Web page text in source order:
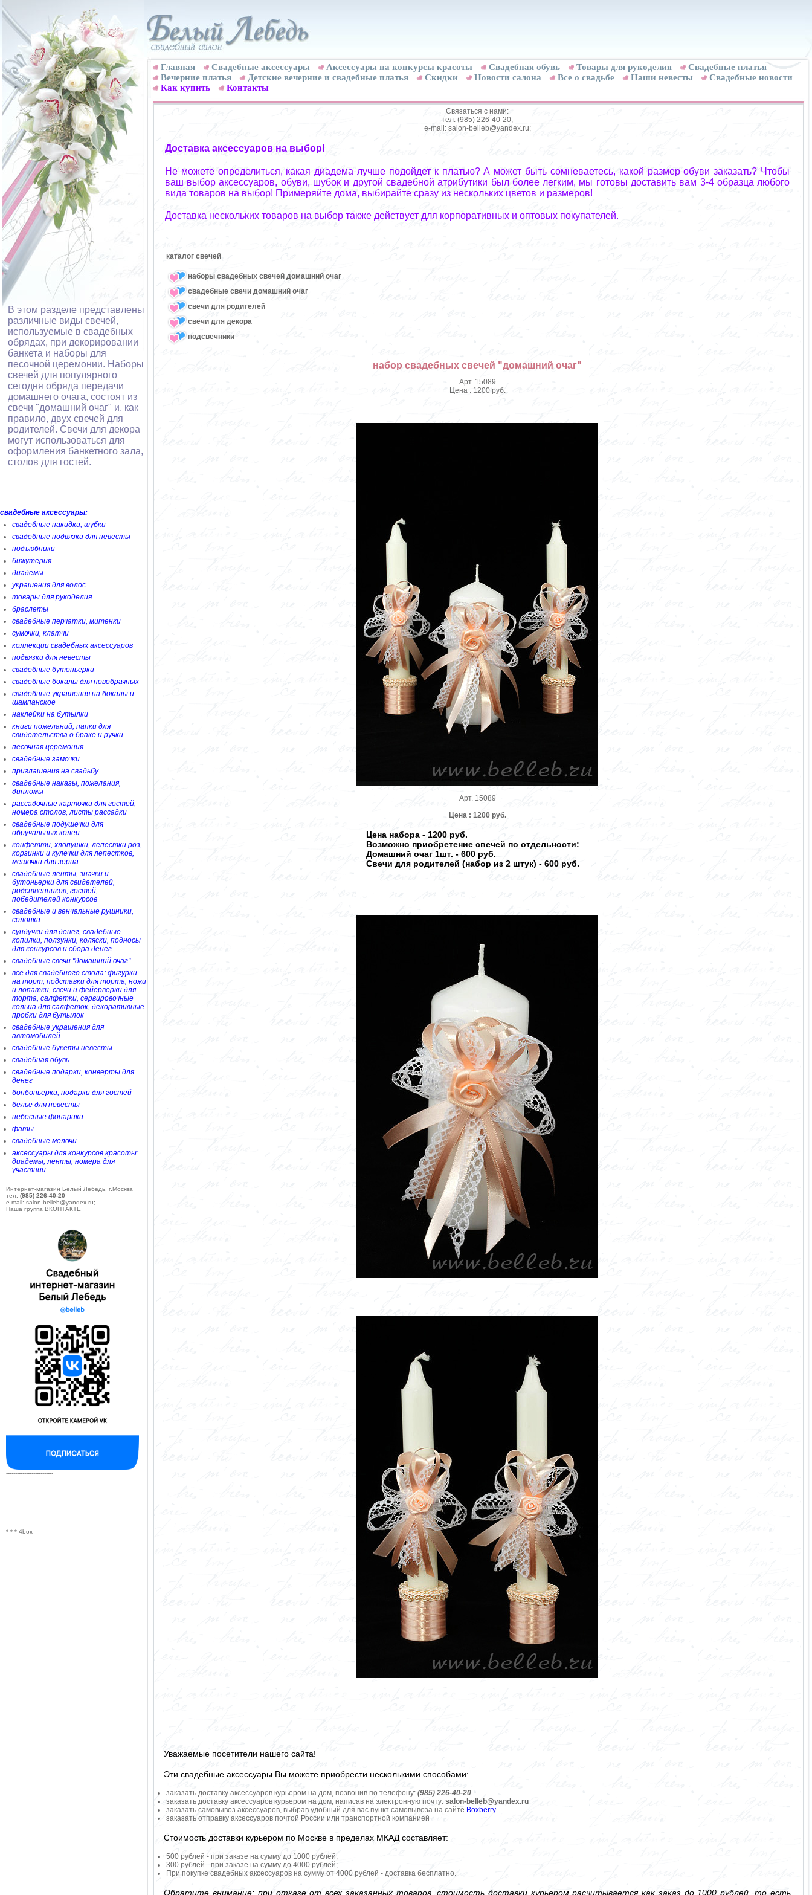
В этом разделе представлены
различные виды свечей,
используемые в свадебных
обрядах, при декорировании
банкета и наборы для
песочной церемонии. Наборы
свечей для популярного
сегодня обряда передачи
домашнего очага, состоят из
свечи "домашний очаг" и, как
правило, двух свечей для
родителей. Свечи для декора
могут использоваться для
оформления банкетного зала,
столов для гостей.
свадебные аксессуары:
свадебные накидки, шубки
свадебные подвязки для невесты
подъюбники
бижутерия
диадемы
украшения для волос
товары для рукоделия
браслеты
свадебные перчатки, митенки
сумочки, клатчи
коллекции свадебных аксессуаров
подвязки для невесты
свадебные бутоньерки
свадебные бокалы для новобрачных
свадебные украшения на бокалы и
шампанское
наклейки на бутылки
книги пожеланий, папки для
свидетельства о браке и ручки
песочная церемония
свадебные замочки
приглашения на свадьбу
свадебные наказы, пожелания,
дипломы
рассадочные карточки для гостей,
номера столов, листы рассадки
свадебные подушечки для
обручальных колец
конфетти, хлопушки, лепестки роз,
корзинки и кулечки для лепестков,
мешочки для зерна
свадебные ленты, значки и
бутоньерки для свидетелей,
родственников, гостей,
победителей конкурсов
свадебные и венчальные рушники,
солонки
сундучки для денег, свадебные
копилки, ползунки, коляски, подносы
для конкурсов и сбора денег
свадебные свечи "домашний очаг"
все для свадебного стола: фигурки
на торт, подставки для торта, ножи
и лопатки, свечи и фейерверки для
торта, салфетки, сервировочные
кольца для салфеток, декоративные
пробки для бутылок
свадебные украшения для
автомобилей
свадебные букеты невесты
свадебная обувь
свадебные подарки, конверты для
денег
бонбоньерки, подарки для гостей
белье для невесты
небесные фонарики
фаты
свадебные мелочи
аксессуары для конкурсов красоты:
диадемы, ленты, номера для
участниц
Интернет-магазин Белый Лебедь, г.Москва
тел: (985) 226-40-20
e-mail: salon-belleb@yandex.ru;
Наша группа ВКОНТАКТЕ
--------------------------
*-*-* 4box
Главная Свадебные аксессуары Аксессуары на конкурсы красоты Свадебная обувь Товары для рукоделия
Cвадебные платья
Вечерние платья
Детские вечерние и свадебные платья Скидки Новости салона Все о свадьбе Наши невесты
Свадебные новости
Как купить
Контакты
Связаться с нами:
тел: (985) 226-40-20,
e-mail: salon-belleb@yandex.ru;
Доставка аксессуаров на выбор!
Не можете определиться, какая диадема лучше подойдет к платью? А может быть сомневаетесь, какой размер обуви заказать? Чтобы
ваш выбор аксессуаров, обуви, шубок и другой свадебной атрибутики был более легким, мы готовы доставить вам 3-4 образца любого
вида товаров на выбор! Примеряйте дома, выбирайте сразу из нескольких цветов и размеров!
Доставка нескольких товаров на выбор также действует для корпоративных и оптовых покупателей.
каталог свечей
наборы свадебных свечей домашний очаг
свадебные свечи домашний очаг
свечи для родителей
свечи для декора
подсвечники
набор свадебных свечей "домашний очаг"
Арт. 15089
Цена : 1200 руб.
Арт. 15089
Цена : 1200 руб.
Цена набора - 1200 руб.
Возможно приобретение свечей по отдельности:
Домашний очаг 1шт. - 600 руб.
Свечи для родителей (набор из 2 штук) - 600 руб.
Уважаемые посетители нашего сайта!
Эти свадебные аксессуары Вы можете приобрести несколькими способами:
заказать доставку аксессуаров курьером на дом, позвонив по телефону: (985) 226-40-20
заказать доставку аксессуаров курьером на дом, написав на электронную почту: salon-belleb@yandex.ru
заказать самовывоз аксессуаров, выбрав удобный для вас пункт самовывоза на сайте Boxberry
заказать отправку аксессуаров почтой России или транспортной компанией
Стоимость доставки курьером по Москве в пределах МКАД составляет:
500 рублей - при заказе на сумму до 1000 рублей;
300 рублей - при заказе на сумму до 4000 рублей;
При покупке свадебных аксессуаров на сумму от 4000 рублей - доставка бесплатно.
Обратите внимание: при отказе от всех заказанных товаров, стоимость доставки курьером расчитывается как заказ до 1000 рублей, то есть